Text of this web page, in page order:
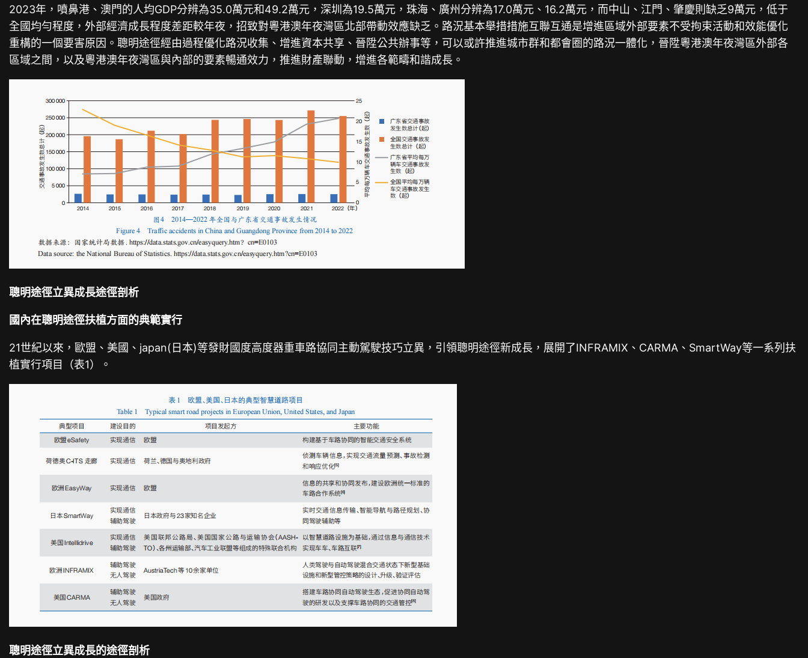
2023年，噴鼻港、澳門的人均GDP分辨為35.0萬元和49.2萬元，深圳為19.5萬元，珠海、廣州分辨為17.0萬元、16.2萬元，而中山、江門、肇慶則缺乏9萬元，低于
全國均勻程度，外部經濟成長程度差距較年夜，招致對粵港澳年夜灣區北部帶動效應缺乏。路況基本舉措措施互聯互通是增進區域外部要素不受拘束活動和效能優化
重構的一個要害原因。聰明途徑經由過程優化路況收集、增進資本共享、晉陞公共辦事等，可以或許推進城市群和都會圈的路況一體化，晉陞粵港澳年夜灣區外部各
區域之間，以及粵港澳年夜灣區與內部的要素暢通效力，推進財產聯動，增進各範疇和諧成長。
聰明途徑立異成長途徑剖析
國內在聰明途徑扶植方面的典範實行
21世紀以來，歐盟、美國、japan(日本)等發財國度高度器重車路協同主動駕駛技巧立異，引領聰明途徑新成長，展開了INFRAMIX、CARMA、SmartWay等一系列扶
植實行項目（表1）。
聰明途徑立異成長的途徑剖析